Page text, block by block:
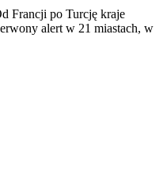
Francji po Turcję kraje
alert w 21 miastach, w